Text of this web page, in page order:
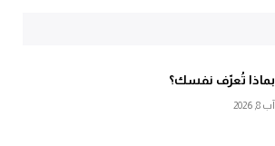
بماذا تُعرّف نفسك؟
آب 8, 2026